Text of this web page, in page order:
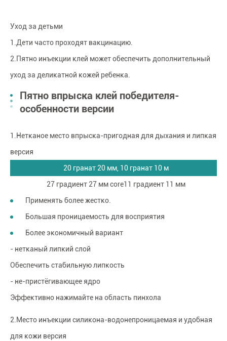
Уход за детьми
1.Дети часто проходят вакцинацию.
2.Пятно инъекции клей может обеспечить дополнительный
уход за деликатной кожей ребенка.
Пятно впрыска клей победителя-
особенности версии
1.Нетканое место впрыска-пригодная для дыхания и липкая
версия
20 гранат 20 мм, 10 гранат 10 м
27 градиент 27 мм core11 градиент 11 мм
Применять более жестко.
Большая проницаемость для восприятия
Более экономичный вариант
- нетканый липкий слой
Обеспечить стабильную липкость
- не-пристёгивающее ядро
Эффективно нажимайте на область пинхола
2.Место инъекции силикона-водонепроницаемая и удобная
для кожи версия